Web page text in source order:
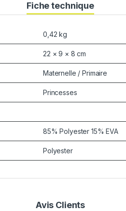
Fiche technique
0,42 kg
22 × 9 × 8 cm
Maternelle / Primaire
Princesses
85% Polyester 15% EVA
Polyester
Avis Clients